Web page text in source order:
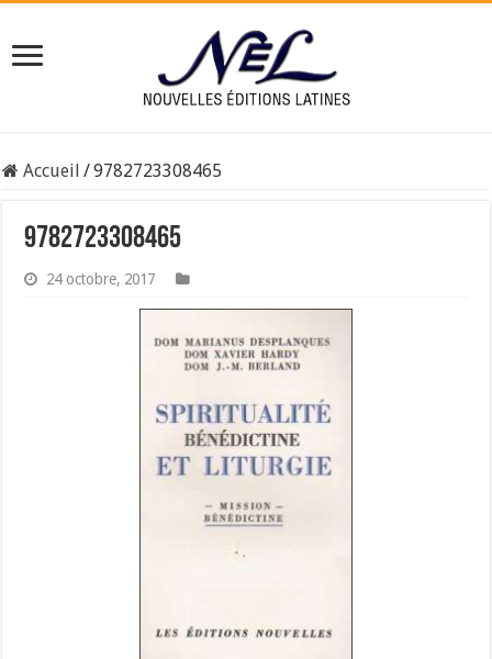
Accueil /9782723308465
9782723308465
24 octobre, 2017